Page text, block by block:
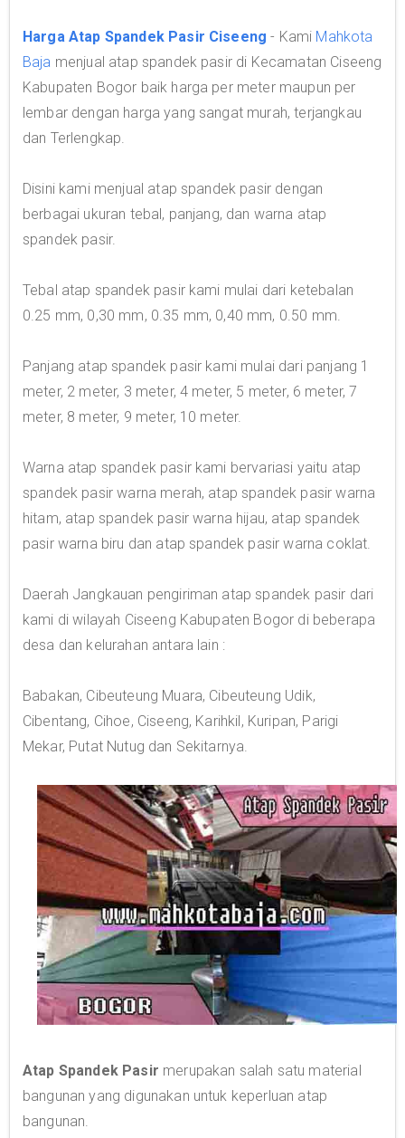
Harga Atap Spandek Pasir Ciseeng - Kami Mahkota
Baja menjual atap spandek pasir di Kecamatan Ciseeng
Kabupaten Bogor baik harga per meter maupun per
lembar dengan harga yang sangat murah, terjangkau
dan Terlengkap.
Disini kami menjual atap spandek pasir dengan
berbagai ukuran tebal, panjang, dan warna atap
spandek pasir.
Tebal atap spandek pasir kami mulai dari ketebalan
0.25 mm, 0,30 mm, 0.35 mm, 0,40 mm, 0.50 mm.
Panjang atap spandek pasir kami mulai dari panjang 1
meter, 2 meter, 3 meter, 4 meter, 5 meter, 6 meter, 7
meter, 8 meter, 9 meter, 10 meter.
Warna atap spandek pasir kami bervariasi yaitu atap
spandek pasir warna merah, atap spandek pasir warna
hitam, atap spandek pasir warna hijau, atap spandek
pasir warna biru dan atap spandek pasir warna coklat.
Daerah Jangkauan pengiriman atap spandek pasir dari
kami di wilayah Ciseeng Kabupaten Bogor di beberapa
desa dan kelurahan antara lain :
Babakan, Cibeuteung Muara, Cibeuteung Udik,
Cibentang, Cihoe, Ciseeng, Karihkil, Kuripan, Parigi
Mekar, Putat Nutug dan Sekitarnya.
Atap Spandek Pasir merupakan salah satu material
bangunan yang digunakan untuk keperluan atap
bangunan.